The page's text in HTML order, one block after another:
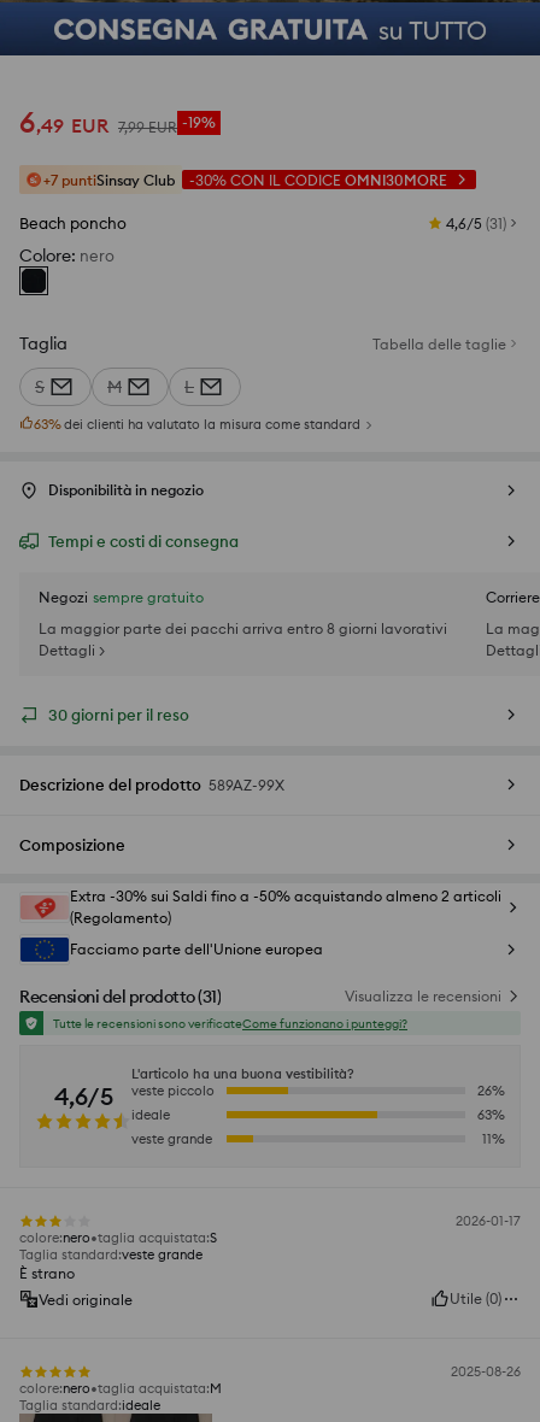
6,49 EUR 7,99 EUR -19%
+7 puntiSinsay Club -30% CON IL CODICE OMNI30MORE
Beach poncho 4,6/5 (31)
Colore: nero
Taglia Tabella delle taglie
S M L
63%dei clienti ha valutato la misura come standard
Disponibilità in negozio
Tempi e costi di consegna
Negozi sempre gratuito
La maggior parte dei pacchi arriva entro 8 giorni lavorativi
Dettagli >
La
30 giorni per il reso
Descrizione del prodotto 589AZ-99X
Composizione
Extra -30% sui Saldi fino a -50% acquistando almeno 2 articoli
(Regolamento)
Facciamo parte dell'Unione europea
Recensioni del prodotto(31) Visualizza le recensioni
Tutte le recensioni sono verificateCome funzionano i punteggi?
4,6/5
L'articolo ha una buona vestibilità?
veste piccolo
26%
ideale
63%
veste grande
11%
2026-01-17
colore:nero taglia acquistata:S
Taglia standard:veste grande
È strano
Vedi originale
Utile (0)
2025-08-26
colore:nero taglia acquistata:M
Taglia standard:ideale